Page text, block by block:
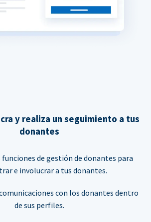
y realiza un seguimiento a tus
donantes
de gestión de donantes para
e involucrar a tus donantes.
con los donantes dentro
de sus perfiles.